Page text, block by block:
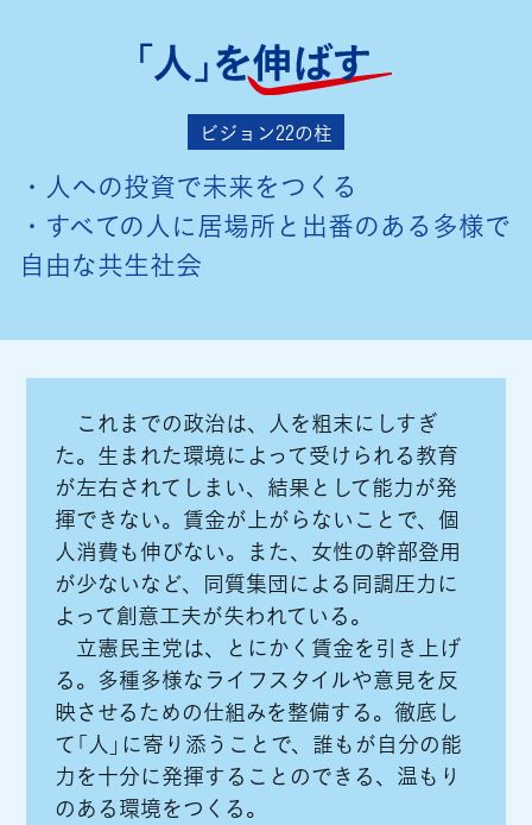
ビジョン22の柱
・人への投資で未来をつくる
・すべての人に居場所と出番のある多様で
自由な共生社会
これまでの政治は、人を粗末にしすぎ
た。生まれた環境によって受けられる教育
が左右されてしまい、結果として能力が発
揮できない。賃金が上がらないことで、個
人消費も伸びない。また、女性の幹部登用
が少ないなど、同質集団による同調圧力に
よって創意工夫が失われている。
立憲民主党は、とにかく賃金を引き上げ
る。多種多様なライフスタイルや意見を反
映させるための仕組みを整備する。徹底し
て「人」に寄り添うことで、誰もが自分の能
力を十分に発揮することのできる、温もり
のある環境をつくる。